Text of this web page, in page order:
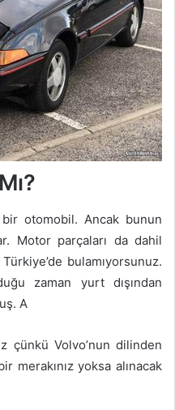
otomobil. Ancak bunun
Motor parçaları da dahil
bulamıyorsunuz.
zaman yurt dışından
A
çünkü Volvo’nun dilinden
merakınız yoksa alınacak